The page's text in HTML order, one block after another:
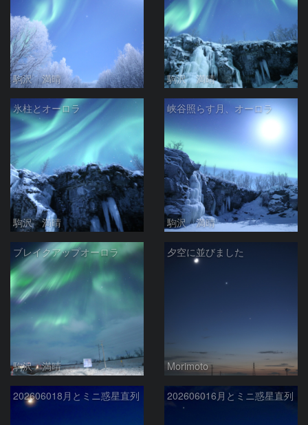
駒沢 満晴 駒沢 満晴
氷柱とオーロラ
駒沢 満晴
峡谷照らす月、オーロラ
駒沢 満晴
ブレイクアップオーロラ
駒沢 満晴
夕空に並びました
Morimoto
202606018月とミニ惑星直列 202606016月とミニ惑星直列